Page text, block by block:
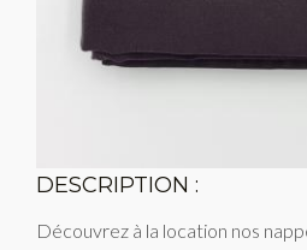
DESCRIPTION :
Découvrez à la location nos